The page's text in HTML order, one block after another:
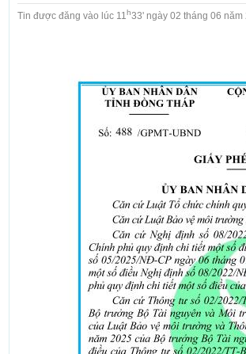
Tin được đăng vào lúc 11h33' ngày 02 tháng 06 năm